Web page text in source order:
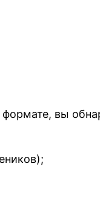
формате, вы